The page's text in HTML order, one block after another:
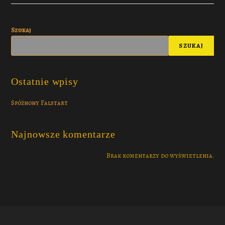
Szukaj
SZUKAJ
Ostatnie wpisy
Spóźnony Falstart
Najnowsze komentarze
Brak komentarzy do wyświetlenia.